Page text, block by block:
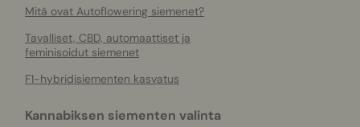
Mitä ovat Autoflowering siemenet?
Tavalliset, CBD, automaattiset ja
feminisoidut siemenet
F1-hybridisiementen kasvatus
Kannabiksen siementen valinta